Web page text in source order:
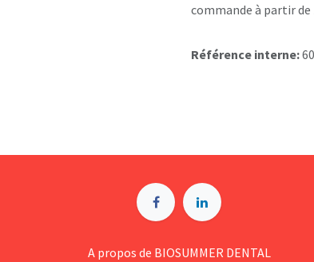
commande à partir de
Référence interne:
A p​ropos de BIOSUMMER DENTAL